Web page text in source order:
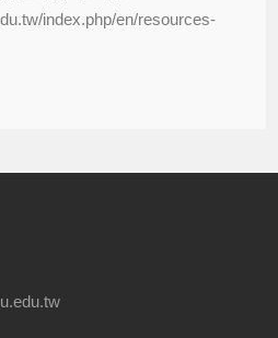
index.php/en/resources-